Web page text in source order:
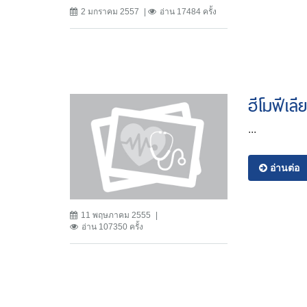
2 มกราคม 2557 อ่าน 17484 ครั้ง
11 พฤษภาคม 2555
อ่าน 107350 ครั้ง
ฮีโมฟีเลี
...
อ่านต่อ